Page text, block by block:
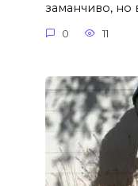
заманчиво, но
0 11